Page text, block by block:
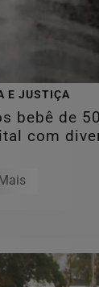
E JUSTIÇA
bebê de
com